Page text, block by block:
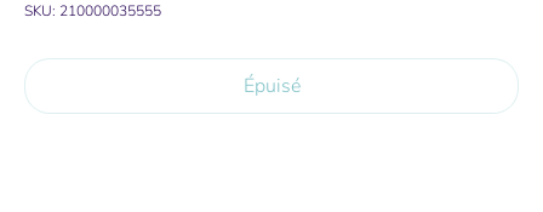
SKU: 210000035555
Épuisé